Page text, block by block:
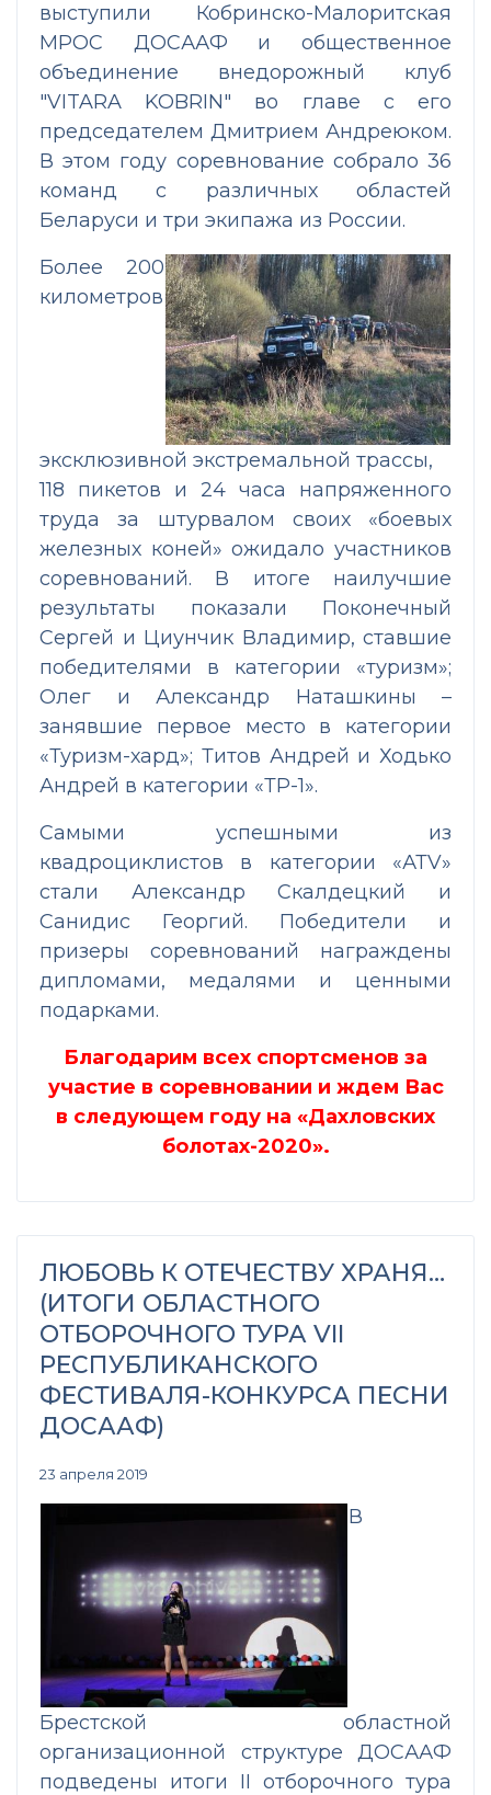
выступили Кобринско-Малоритская
МРОС ДОСААФ и общественное
объединение внедорожный клуб
"VITARA KOBRIN" во главе с его
председателем Дмитрием Андреюком.
В этом году соревнование собрало 36
команд с различных областей
Беларуси и три экипажа из России.
Более 200
километров
эксклюзивной экстремальной трассы,
118 пикетов и 24 часа напряженного
труда за штурвалом своих «боевых
железных коней» ожидало участников
соревнований. В итоге наилучшие
результаты показали Поконечный
Сергей и Циунчик Владимир, ставшие
победителями в категории «туризм»;
Олег и Александр Наташкины –
занявшие первое место в категории
«Туризм-хард»; Титов Андрей и Ходько
Андрей в категории «ТР-1».
Самыми успешными из
квадроциклистов в категории «АТV»
стали Александр Скалдецкий и
Санидис Георгий. Победители и
призеры соревнований награждены
дипломами, медалями и ценными
подарками.
Благодарим всех спортсменов за
участие в соревновании и ждем Вас
в следующем году на «Дахловских
болотах-2020».
ЛЮБОВЬ К ОТЕЧЕСТВУ ХРАНЯ…
(ИТОГИ ОБЛАСТНОГО
ОТБОРОЧНОГО ТУРА VII
РЕСПУБЛИКАНСКОГО
ФЕСТИВАЛЯ-КОНКУРСА ПЕСНИ
ДОСААФ)
23 апреля 2019
В
Брестской областной
организационной структуре ДОСААФ
подведены итоги II отборочного тура